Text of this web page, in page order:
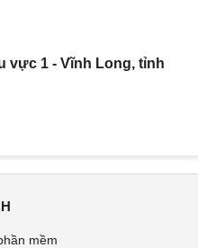
vực 1 - Vĩnh Long, tỉnh
mềm